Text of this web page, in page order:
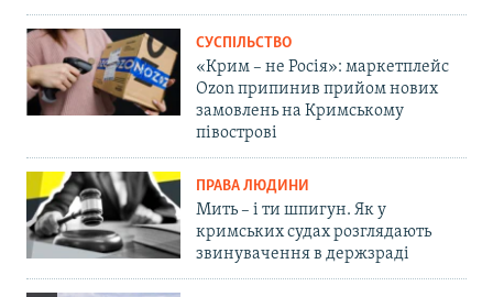
СУСПІЛЬСТВО
«Крим – не Росія»: маркетплейс
Ozon припинив прийом нових
замовлень на Кримському
півострові
ПРАВА ЛЮДИНИ
Мить – і ти шпигун. Як у
кримських судах розглядають
звинувачення в держзраді